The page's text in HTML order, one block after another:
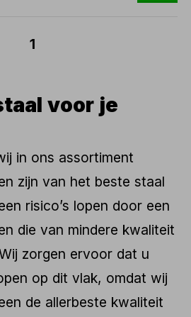
1
voor je
in ons assortiment
zijn van het beste staal
risico’s lopen door een
die van mindere kwaliteit
zorgen ervoor dat u
op dit vlak, omdat wij
de allerbeste kwaliteit